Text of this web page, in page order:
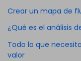
Crear un mapa de
¿Qué es el análisis
Todo lo que
valor